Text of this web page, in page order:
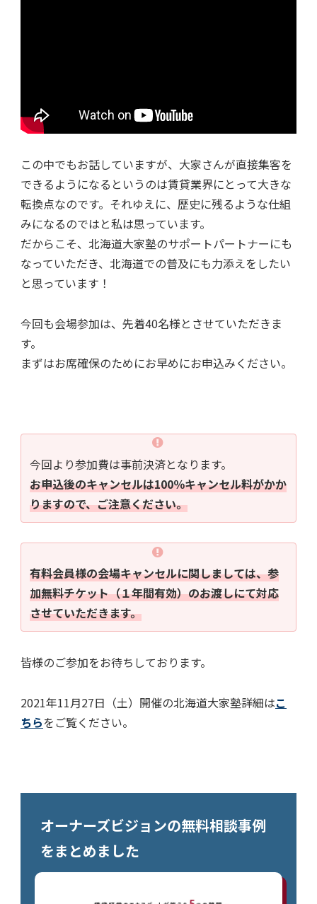
この中でもお話していますが、大家さんが直接集客を
できるようになるというのは賃貸業界にとって大きな
転換点なのです。それゆえに、歴史に残るような仕組
みになるのではと私は思っています。
だからこそ、北海道大家塾のサポートパートナーにも
なっていただき、北海道での普及にも力添えをしたい
と思っています！
今回も会場参加は、先着40名様とさせていただきま
す。
まずはお席確保のためにお早めにお申込みください。
今回より参加費は事前決済となります。
お申込後のキャンセルは100％キャンセル料がかか
りますので、ご注意ください。
有料会員様の会場キャンセルに関しましては、参
加無料チケット（１年間有効）のお渡しにて対応
させていただきます。
皆様のご参加をお待ちしております。
2021年11月27日（土）開催の北海道大家塾詳細はこ
ちらをご覧ください。
オーナーズビジョンの無料相談事例
をまとめました